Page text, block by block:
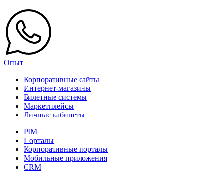
Опыт
Корпоративные сайты
Интернет-магазины
Билетные системы
Маркетплейсы
Личные кабинеты
PIM
Порталы
Корпоративные порталы
Мобильные приложения
CRM